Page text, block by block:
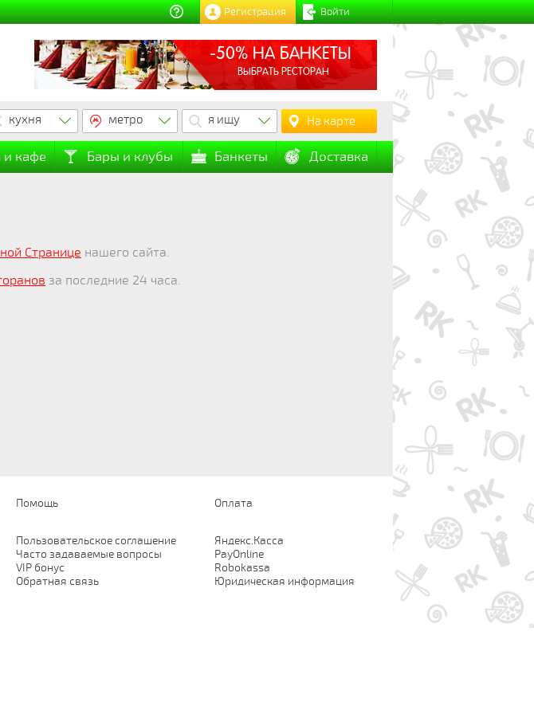
Войти
Регистрация
-50% НА БАНКЕТЫ
ВЫБРАТЬ РЕСТОРАН
кухня метро я ищу На карте
и кафе Бары и клубы Банкеты Доставка
Странице нашего сайта.
за последние 24 часа.
Помощь
Пользовательское соглашение
Часто задаваемые вопросы
VIP бонус
Обратная связь
Оплата
Яндекс.Касса
PayOnline
Robokassa
Юридическая информация